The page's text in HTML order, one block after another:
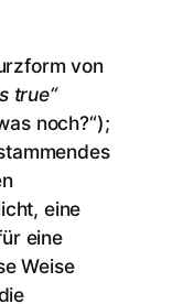
von
true“
noch?“);
eine
eine
Weise